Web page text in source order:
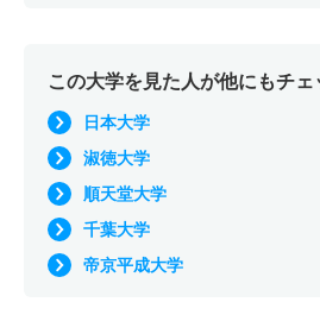
この大学を見た人が他にもチ
日本大学
淑徳大学
順天堂大学
千葉大学
帝京平成大学